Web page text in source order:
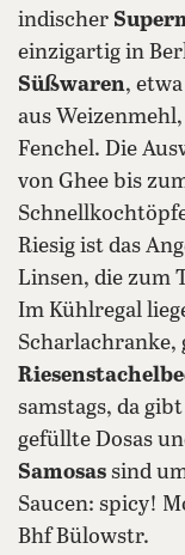
indischer
einzigartig in
Süßwaren,
aus
Fenchel. Die
von Ghee bis
Riesig ist das
Linsen, die zum
Im Kühlregal
Scharlachranke,
samstags, da
gefüllte Dosas
Samosas sind
Saucen: spicy!
Bhf Bülowstr.